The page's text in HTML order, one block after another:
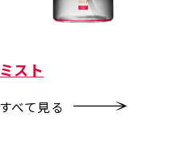
ミスト
すべて見る